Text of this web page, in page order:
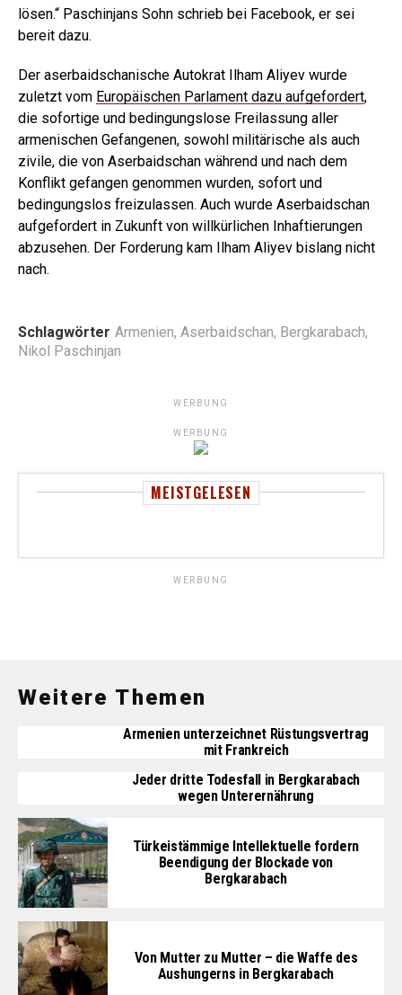
lösen.“ Paschinjans Sohn schrieb bei Facebook, er sei
bereit dazu.
Der aserbaidschanische Autokrat Ilham Aliyev wurde
zuletzt vom Europäischen Parlament dazu aufgefordert,
die sofortige und bedingungslose Freilassung aller
armenischen Gefangenen, sowohl militärische als auch
zivile, die von Aserbaidschan während und nach dem
Konflikt gefangen genommen wurden, sofort und
bedingungslos freizulassen. Auch wurde Aserbaidschan
aufgefordert in Zukunft von willkürlichen Inhaftierungen
abzusehen. Der Forderung kam Ilham Aliyev bislang nicht
nach.
Schlagwörter Armenien, Aserbaidschan, Bergkarabach,
Nikol Paschinjan
WERBUNG
WERBUNG
MEISTGELESEN
WERBUNG
Weitere Themen
Armenien unterzeichnet Rüstungsvertrag
mit Frankreich
Jeder dritte Todesfall in Bergkarabach
wegen Unterernährung
Türkeistämmige Intellektuelle fordern
Beendigung der Blockade von
Bergkarabach
Von Mutter zu Mutter – die Waffe des
Aushungerns in Bergkarabach